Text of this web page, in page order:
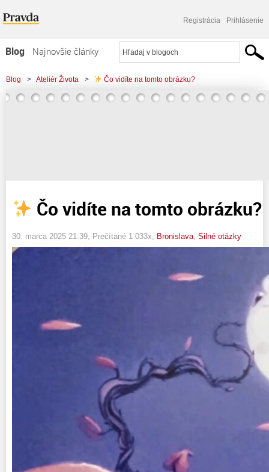
Registrácia Prihlásenie
Blog
Najnovšie články
Najčítanejšie články
Najkomentovanejšie články
Blog > Ateliér Života > Čo vidíte na tomto obrázku?
Čo vidíte na tomto obrázku?
30. marca 2025 21:39 , Prečítané 1 033x, Bronislava Silné otázky